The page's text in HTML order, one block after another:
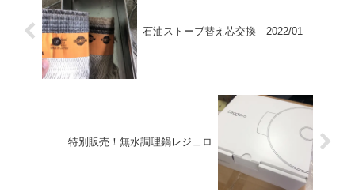
石油ストーブ替え芯交換 2022/01
特別販売！無水調理鍋レジェロ